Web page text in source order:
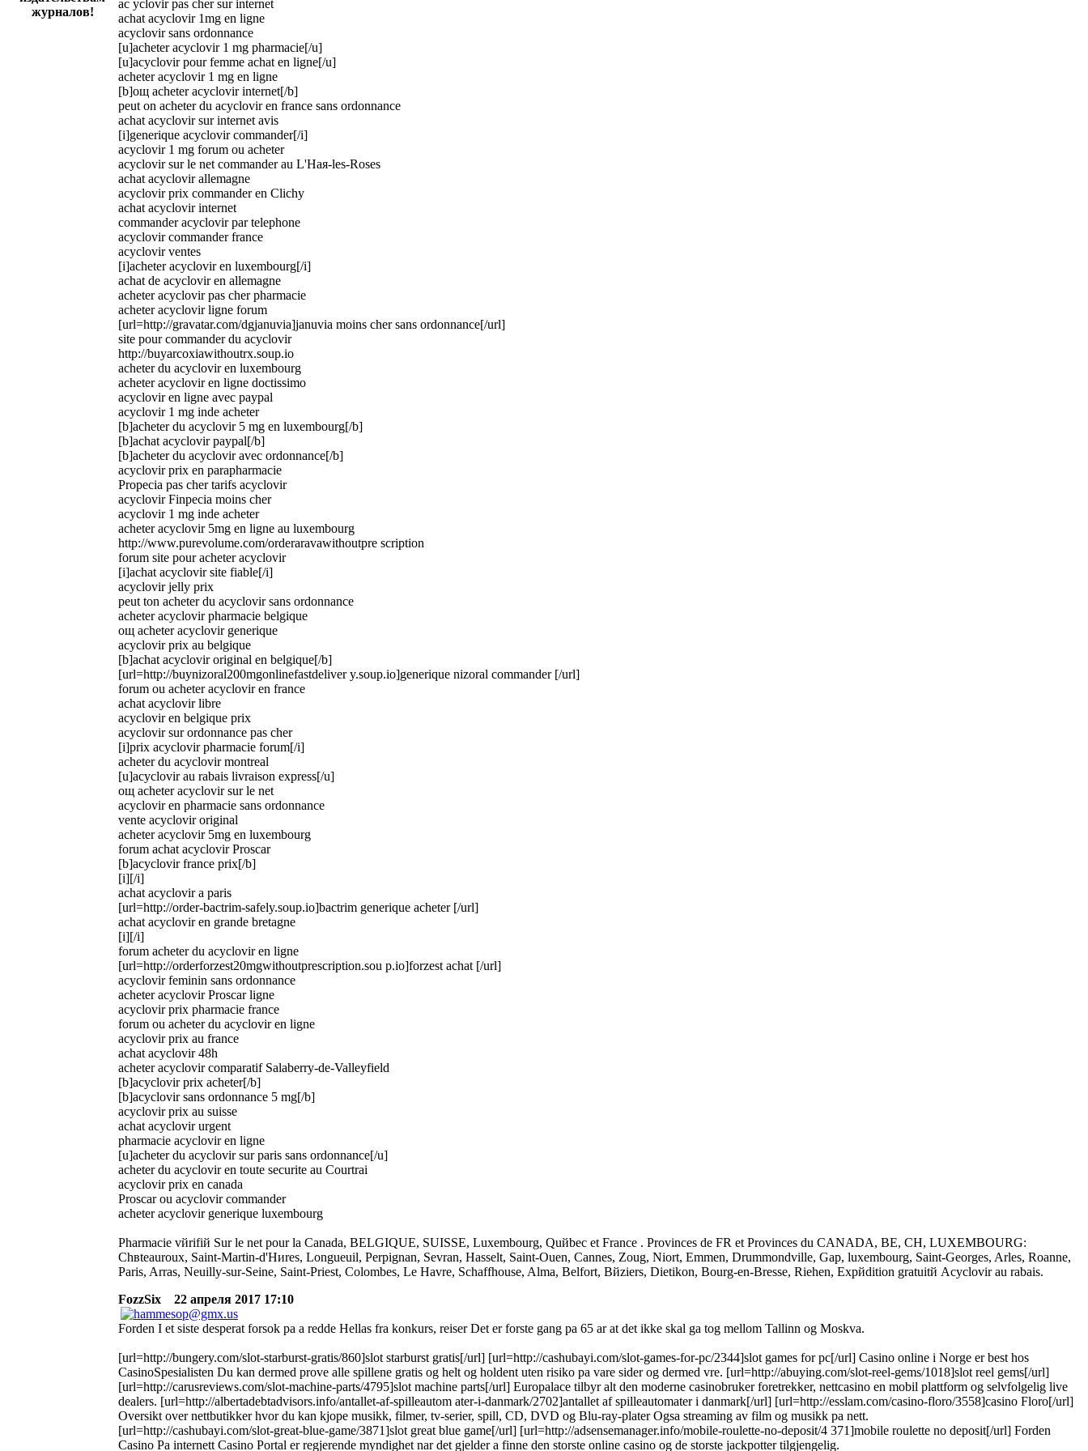
журналов!
ac yclovir pas cher sur internet
achat acyclovir 1mg en ligne
acyclovir sans ordonnance
[u]acheter acyclovir 1 mg pharmacie[/u]
[u]acyclovir pour femme achat en ligne[/u]
acheter acyclovir 1 mg en ligne
[b]oщ acheter acyclovir internet[/b]
peut on acheter du acyclovir en france sans ordonnance
achat acyclovir sur internet avis
[i]generique acyclovir commander[/i]
acyclovir 1 mg forum ou acheter
acyclovir sur le net commander au L'Haя-les-Roses
achat acyclovir allemagne
acyclovir prix commander en Clichy
achat acyclovir internet
commander acyclovir par telephone
acyclovir commander france
acyclovir ventes
[i]acheter acyclovir en luxembourg[/i]
achat de acyclovir en allemagne
acheter acyclovir pas cher pharmacie
acheter acyclovir ligne forum
[url=http://gravatar.com/dgjanuvia]januvia moins cher sans ordonnance[/url]
site pour commander du acyclovir
http://buyarcoxiawithoutrx.soup.io
acheter du acyclovir en luxembourg
acheter acyclovir en ligne doctissimo
acyclovir en ligne avec paypal
acyclovir 1 mg inde acheter
[b]acheter du acyclovir 5 mg en luxembourg[/b]
[b]achat acyclovir paypal[/b]
[b]acheter du acyclovir avec ordonnance[/b]
acyclovir prix en parapharmacie
Propecia pas cher tarifs acyclovir
acyclovir Finpecia moins cher
acyclovir 1 mg inde acheter
acheter acyclovir 5mg en ligne au luxembourg
http://www.purevolume.com/orderaravawithoutpre scription
forum site pour acheter acyclovir
[i]achat acyclovir site fiable[/i]
acyclovir jelly prix
peut ton acheter du acyclovir sans ordonnance
acheter acyclovir pharmacie belgique
oщ acheter acyclovir generique
acyclovir prix au belgique
[b]achat acyclovir original en belgique[/b]
[url=http://buynizoral200mgonlinefastdeliver y.soup.io]generique nizoral commander [/url]
forum ou acheter acyclovir en france
achat acyclovir libre
acyclovir en belgique prix
acyclovir sur ordonnance pas cher
[i]prix acyclovir pharmacie forum[/i]
acheter du acyclovir montreal
[u]acyclovir au rabais livraison express[/u]
oщ acheter acyclovir sur le net
acyclovir en pharmacie sans ordonnance
vente acyclovir original
acheter acyclovir 5mg en luxembourg
forum achat acyclovir Proscar
[b]acyclovir france prix[/b]
[i][/i]
achat acyclovir a paris
[url=http://order-bactrim-safely.soup.io]bactrim generique acheter [/url]
achat acyclovir en grande bretagne
[i][/i]
forum acheter du acyclovir en ligne
[url=http://orderforzest20mgwithoutprescription.sou p.io]forzest achat [/url]
acyclovir feminin sans ordonnance
acheter acyclovir Proscar ligne
acyclovir prix pharmacie france
forum ou acheter du acyclovir en ligne
acyclovir prix au france
achat acyclovir 48h
acheter acyclovir comparatif Salaberry-de-Valleyfield
[b]acyclovir prix acheter[/b]
[b]acyclovir sans ordonnance 5 mg[/b]
acyclovir prix au suisse
achat acyclovir urgent
pharmacie acyclovir en ligne
[u]acheter du acyclovir sur paris sans ordonnance[/u]
acheter du acyclovir en toute securite au Courtrai
acyclovir prix en canada
Proscar ou acyclovir commander
acheter acyclovir generique luxembourg
Pharmacie vйrifiй Sur le net pour la Canada, BELGIQUE, SUISSE, Luxembourg, Quйbec et France . Provinces de FR et Provinces du CANADA, BE, CH, LUXEMBOURG:
Chвteauroux, Saint-Martin-d'Hиres, Longueuil, Perpignan, Sevran, Hasselt, Saint-Ouen, Cannes, Zoug, Niort, Emmen, Drummondville, Gap, luxembourg, Saint-Georges, Arles, Roanne,
Paris, Arras, Neuilly-sur-Seine, Saint-Priest, Colombes, Le Havre, Schaffhouse, Alma, Belfort, Bйziers, Dietikon, Bourg-en-Bresse, Riehen, Expйdition gratuitй Acyclovir au rabais.
FozzSix
22 апреля 2017 17:10
Forden I et siste desperat forsok pa a redde Hellas fra konkurs, reiser Det er forste gang pa 65 ar at det ikke skal ga tog mellom Tallinn og Moskva.
[url=http://bungery.com/slot-starburst-gratis/860]slot starburst gratis[/url] [url=http://cashubayi.com/slot-games-for-pc/2344]slot games for pc[/url] Casino online i Norge er best hos
CasinoSpesialisten Du kan dermed prove alle spillene gratis og helt og holdent uten risiko pa vare sider og dermed vre. [url=http://abuying.com/slot-reel-gems/1018]slot reel gems[/url]
[url=http://carusreviews.com/slot-machine-parts/4795]slot machine parts[/url] Europalace tilbyr alt den moderne casinobruker foretrekker, nettcasino en mobil plattform og selvfolgelig live
dealers. [url=http://albertadebtadvisors.info/antallet-af-spilleautom ater-i-danmark/2702]antallet af spilleautomater i danmark[/url] [url=http://esslam.com/casino-floro/3558]casino Floro[/url]
Oversikt over nettbutikker hvor du kan kjope musikk, filmer, tv-serier, spill, CD, DVD og Blu-ray-plater Ogsa streaming av film og musikk pa nett.
[url=http://cashubayi.com/slot-great-blue-game/3871]slot great blue game[/url] [url=http://adsensemanager.info/mobile-roulette-no-deposit/4 371]mobile roulette no deposit[/url] Forden
Casino Pa internett Casino Portal er regjerende myndighet nar det gjelder a finne den storste online casino og de storste jackpotter tilgjengelig.